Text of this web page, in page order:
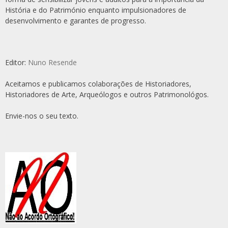
História e do Património enquanto impulsionadores de
desenvolvimento e garantes de progresso.
Editor: Nuno Resende
Aceitamos e publicamos colaborações de Historiadores,
Historiadores de Arte, Arqueólogos e outros Patrimonológos.
Envie-nos o seu texto.